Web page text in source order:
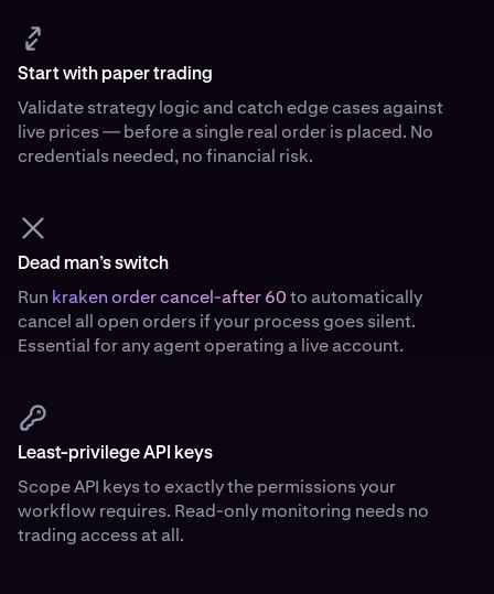
Start with paper trading
Validate strategy logic and catch edge cases against
live prices — before a single real order is placed. No
credentials needed, no financial risk.
Dead man’s switch
Run kraken order cancel-after 60to automatically
cancel all open orders if your process goes silent.
Essential for any agent operating a live account.
Least-privilege API keys
Scope API keys to exactly the permissions your
workflow requires. Read-only monitoring needs no
trading access at all.